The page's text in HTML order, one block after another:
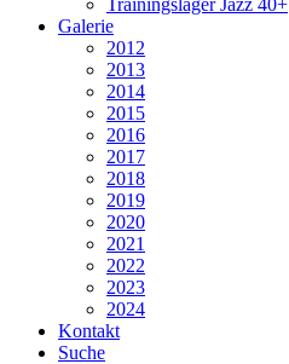
Trainingslager Jazz 40+
Galerie
2012
2013
2014
2015
2016
2017
2018
2019
2020
2021
2022
2023
2024
Kontakt
Suche